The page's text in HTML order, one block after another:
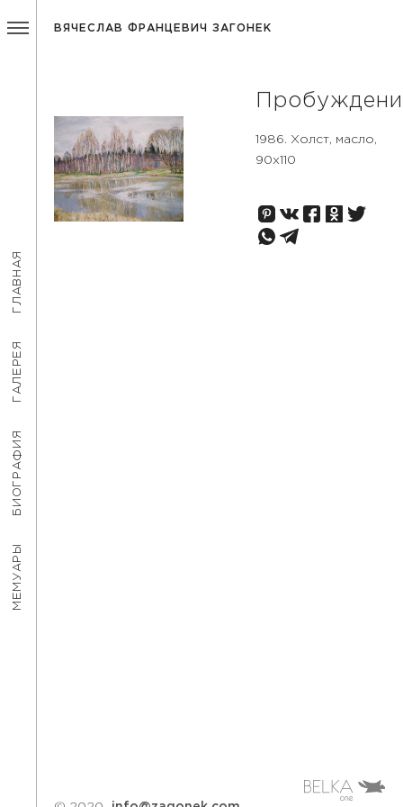
МЕМУАРЫ
БИОГРАФИЯ
ГАЛЕРЕЯ
ГЛАВНАЯ
ВЯЧЕСЛАВ ФРАНЦЕВИЧ ЗАГОНЕК
1986. Холст, масло,
90х110